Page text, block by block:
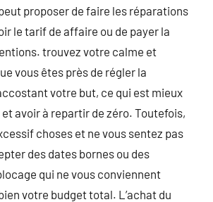
proposer de faire les réparations
le tarif de affaire ou de payer la
trouvez votre calme et
vous êtes près de régler la
votre but, ce qui est mieux
et avoir à repartir de zéro. Toutefois,
choses et ne vous sentez pas
des dates bornes ou des
qui ne vous conviennent
votre budget total. L’achat du